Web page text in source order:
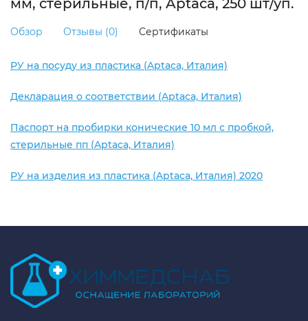
мм, стерильные, п/п, Aptaca, 250 шт/уп.
Обзор Отзывы (0) Сертификаты
РУ на посуду из пластика (Aptaca, Италия)
Декларация о соответствии (Aptaca, Италия)
Паспорт на пробирки конические 10 мл с пробкой,
стерильные пп (Aptaca, Италия)
РУ на изделия из пластика (Aptaca, Италия) 2020